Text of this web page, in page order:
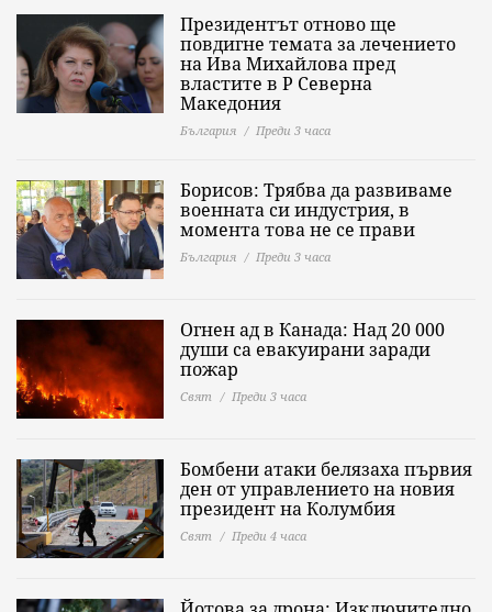
Президентът отново ще
повдигне темата за лечението
на Ива Михайлова пред
властите в Р Северна
Македония
България Преди 3 часа
Борисов: Трябва да развиваме
военната си индустрия, в
момента това не се прави
България Преди 3 часа
Огнен ад в Канада: Над 20 000
души са евакуирани заради
пожар
Свят Преди 3 часа
Бомбени атаки белязаха първия
ден от управлението на новия
президент на Колумбия
Свят Преди 4 часа